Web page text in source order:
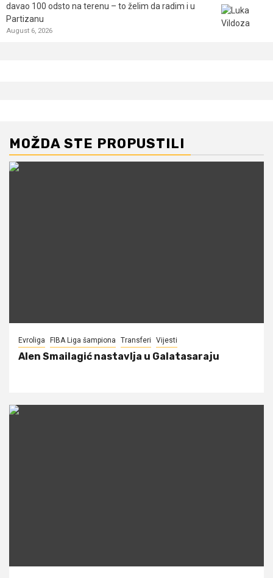
davao 100 odsto na terenu – to želim da radim i u
Partizanu
August 6, 2026
MOŽDA STE PROPUSTILI
Evroliga FIBA Liga šampiona Transferi Vijesti
Alen Smailagić nastavlja u Galatasaraju